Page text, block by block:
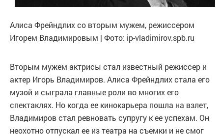
Алиса Фрейндлих со вторым мужем, режиссером
Игорем Владимировым | Фото: ip-vladimirov.spb.ru
Вторым мужем актрисы стал известный режиссер и
актер Игорь Владимиров. Алиса Фрейндлих стала его
музой и сыграла главные роли во многих его
спектаклях. Но когда ее кинокарьера пошла на взлет,
Владимиров стал ревновать супругу к ее успехам. Он
неохотно отпускал ее из театра на съемки и не смог